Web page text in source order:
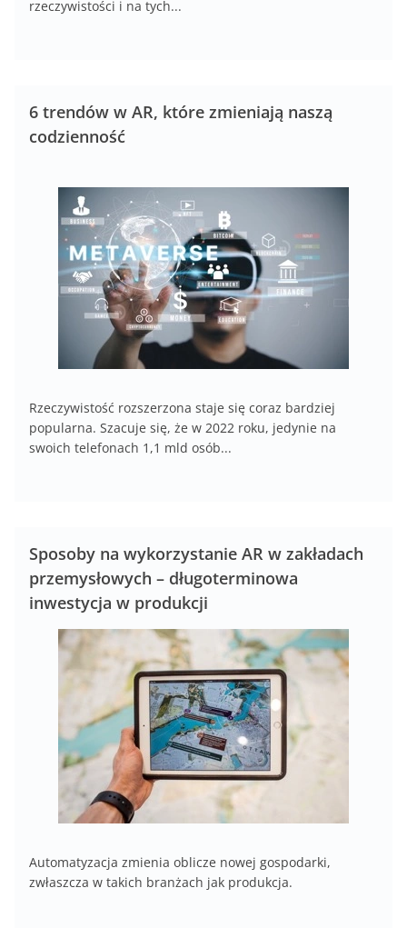
rzeczywistości i na tych...
6 trendów w AR, które zmieniają naszą
codzienność
Rzeczywistość rozszerzona staje się coraz bardziej
popularna. Szacuje się, że w 2022 roku, jedynie na
swoich telefonach 1,1 mld osób...
Sposoby na wykorzystanie AR w zakładach
przemysłowych – długoterminowa
inwestycja w produkcji
Automatyzacja zmienia oblicze nowej gospodarki,
zwłaszcza w takich branżach jak produkcja.